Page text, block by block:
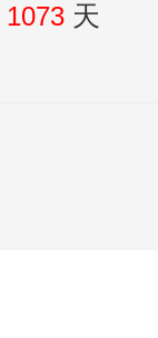
1073 天